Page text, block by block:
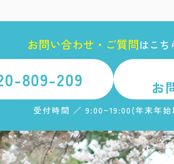
お問い合わせ ・ ご質問はこち
809-209
お
受付時間 ／ 9:00~19:00(年末年始